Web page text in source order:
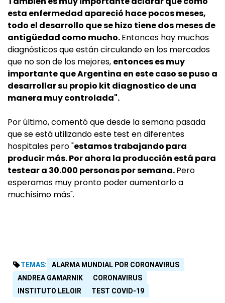
esta enfermedad apareció hace pocos meses,
todo el desarrollo que se hizo tiene dos meses de
antigüedad como mucho.Entonces hay muchos
diagnósticos que están circulando en los mercados
que no son de los mejores, entonces es muy
importante que Argentina en este caso se puso a
desarrollar su propio kit diagnostico de una
manera muy controlada".
Por último, comentó que desde la semana pasada
que se está utilizando este test en diferentes
hospitales pero "estamos trabajando para
producir más. Por ahora la producción está para
testear a 30.000 personas por semana.Pero
esperamos muy pronto poder aumentarlo a
muchísimo más".
TEMAS:
ALARMA MUNDIAL POR CORONAVIRUS
ANDREA GAMARNIK
CORONAVIRUS
INSTITUTO LELOIR
TEST COVID-19